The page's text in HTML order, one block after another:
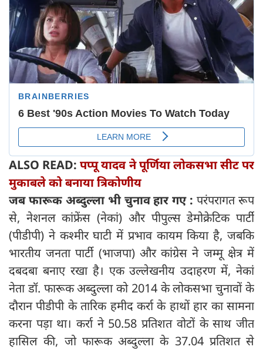
ALSO READ:पप्पू यादव ने पूर्णिया लोकसभा सीट पर
मुकाबले को बनाया त्रिकोणीय
जब फारूक अब्दुल्ला भी चुनाव हार गए :परंपरागत रूप
से, नेशनल कांफ्रेंस (नेकां) और पीपुल्स डेमोक्रेटिक पार्टी
(पीडीपी) ने कश्मीर घाटी में प्रभाव कायम किया है, जबकि
भारतीय जनता पार्टी (भाजपा) और कांग्रेस ने जम्मू क्षेत्र में
दबदबा बनाए रखा है। एक उल्लेखनीय उदाहरण में, नेकां
नेता डॉ. फारूक अब्दुल्ला को 2014 के लोकसभा चुनावों के
दौरान पीडीपी के तारिक हमीद कर्रा के हाथों हार का सामना
करना पड़ा था। कर्रा ने 50.58 प्रतिशत वोटों के साथ जीत
हासिल की, जो फारूक अब्दुल्ला के 37.04 प्रतिशत से